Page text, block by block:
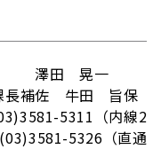
澤田 晃一
牛田 旨保
（内線
（直通